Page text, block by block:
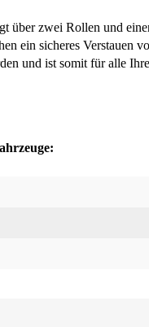
über zwei Rollen und
ein sicheres Verstauen
und ist somit für alle